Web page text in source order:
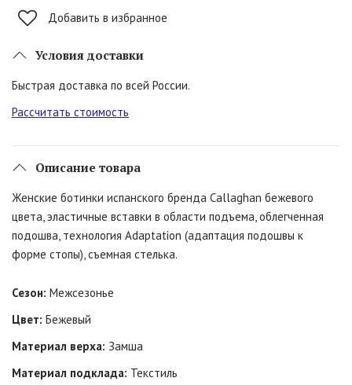
Добавить в избранное
Условия доставки
Быстрая доставка по всей России.
Рассчитать стоимость
Описание товара
Женские ботинки испанского бренда Callaghan бежевого
цвета, эластичные вставки в области подъема, облегченная
подошва, технология Adaptation (адаптация подошвы к
форме стопы), съемная стелька.
Сезон: Межсезонье
Цвет: Бежевый
Материал верха: Замша
Материал подклада: Текстиль